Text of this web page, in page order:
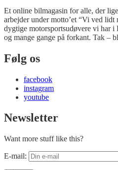
Et online bilmagasin for alle, der
arbejder under motto’et “Vi ved
dygtige motorsportsudøvere vi har i
og mange gange på forkant. Tak –
Følg os
facebook
instagram
youtube
Newsletter
Want more stuff like this?
E-mail: